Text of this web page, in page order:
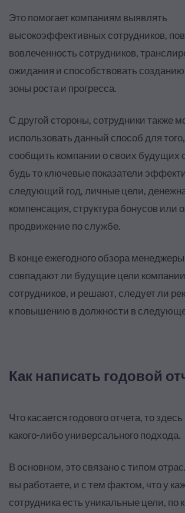
Это помогает компаниям выявлять
высокоэффективных сотрудников,
вовлеченность сотрудников,
ожидания и способствовать
зоны роста и прогресса.
С другой стороны, сотрудники также
использовать данный способ для
сообщить компании о своих будущих
будь то ключевые показатели
следующий год, личные цели,
компенсация, структура бонусов или
продвижение по службе.
В конце ежегодного обзора
совпадают ли будущие цели
сотрудников, и решают, следует ли
к повышению в должности в
Как написать годовой
Что касается годового отчета, то
какого-либо универсального подхода.
В основном, это связано с типом
вы работаете, и с тем фактом, что у
сотрудника есть уникальные цели, по